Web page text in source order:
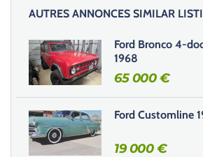
s
e
r
c
e
c
h
AUTRES ANNONCES SIMILAR
Ford Bronco 4-
1968
65 000€
Ford Customline
19 000€